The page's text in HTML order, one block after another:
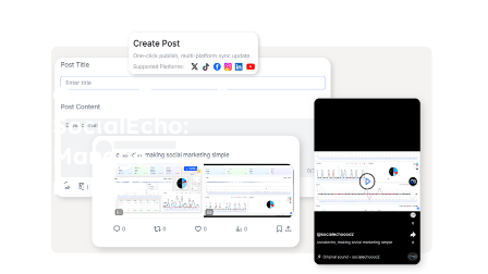
OmegaProxy &
SocialEcho:
Manage
multiple
Facebook
accounts